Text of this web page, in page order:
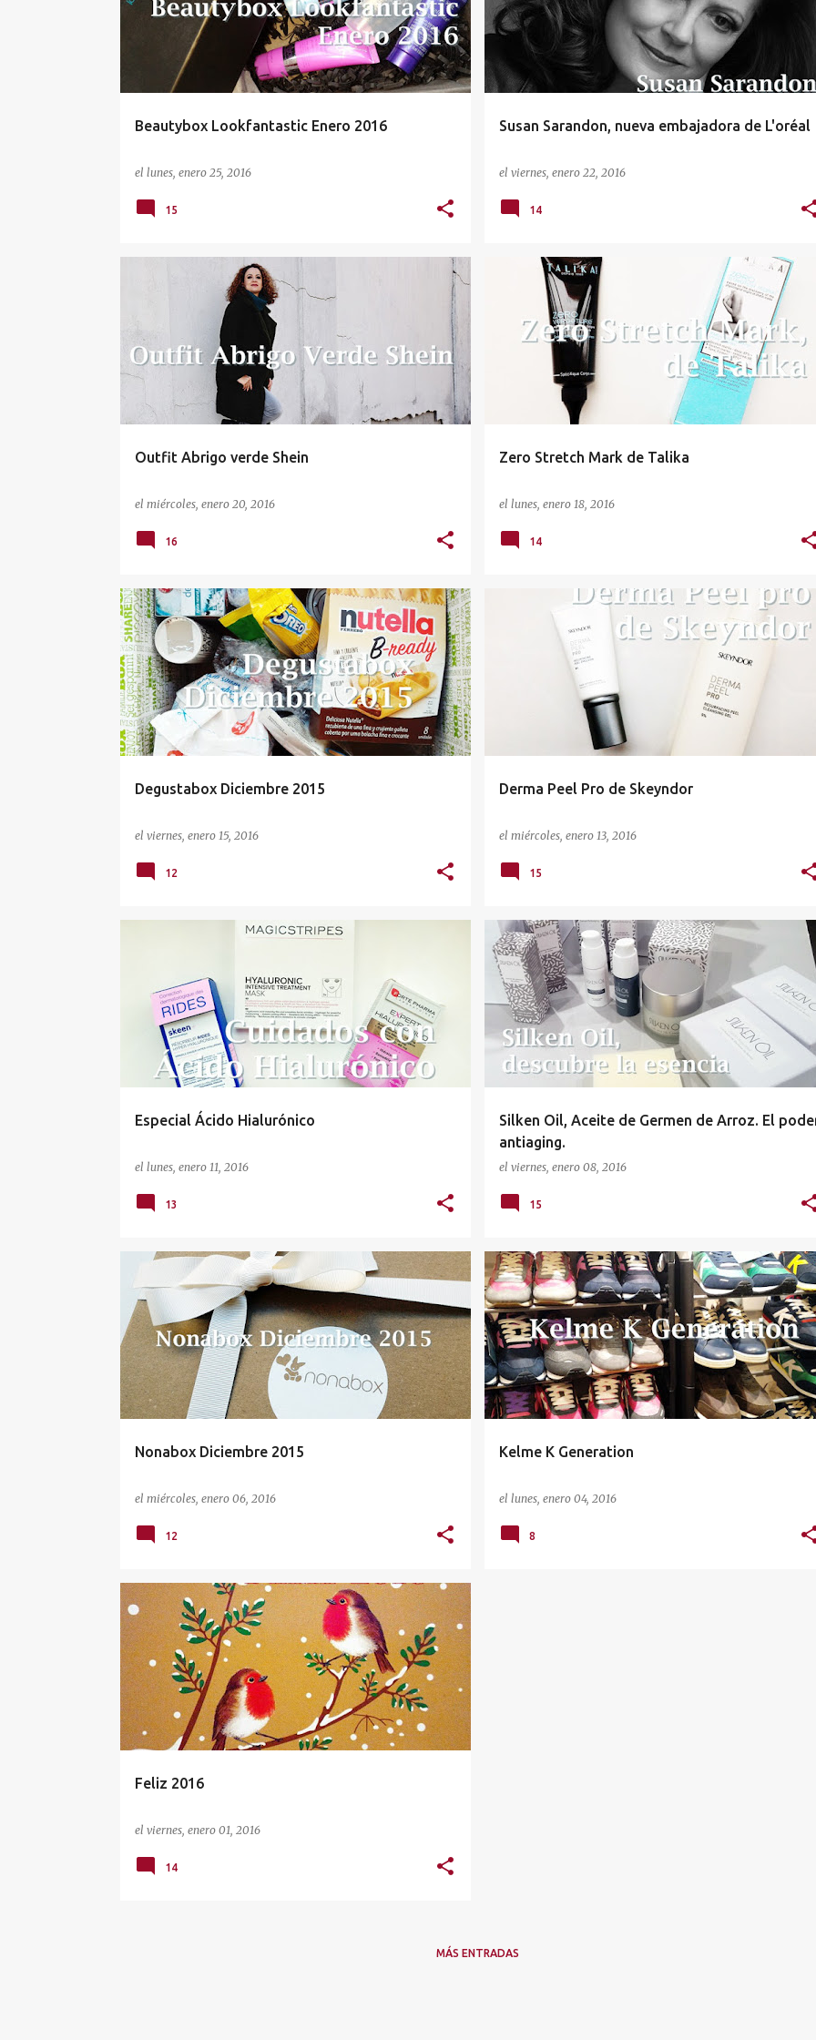
Beautybox Lookfantastic Enero 2016
el lunes, enero 25, 2016
15
Susan Sarandon, nueva embajadora de L'oréal
el viernes, enero 22, 2016
14
Outfit Abrigo verde Shein
el miércoles, enero 20, 2016
MODA OUTFIT OF THE DAY
SHEIN
16
Zero Stretch Mark de Talika
el lunes, enero 18, 2016
COSMÉTICA CORPORAL TALIKA
14
Degustabox Diciembre 2015
el viernes, enero 15, 2016
ALIMENTACIÓN CAJAS MENSUALES DEGUSTABOX
12
Derma Peel Pro de Skeyndor
el miércoles, enero 13, 2016
PRIMERAS ARRUGAS SKEYNDOR
15
Especial Ácido Hialurónico
el lunes, enero 11, 2016
PRIMERAS ARRUGAS SKEEN +
13
Silken Oil, Aceite de Germen de Arroz. El
antiaging.
el viernes, enero 08, 2016
COSMÉTICA FACIAL PIEL MADURA PRIMERAS ARRUGAS
+
SILKEN OIL
15
Nonabox Diciembre 2015
el miércoles, enero 06, 2016
CAJAS MENSUALES MATERNIDAD NONABOX
12
Kelme K Generation
el lunes, enero 04, 2016
CALZADO KELME
8
Feliz 2016
el viernes, enero 01, 2016
NAVIDAD
14
MÁS ENTRADAS